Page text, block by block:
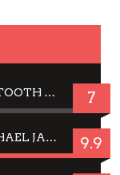
JBL TUNE 720BT: OVER EAR BLUETOOTH KOPFHÖRER UM DIE 50,-€ IM DAUER-TEST 7
WEGEN DES ERFOLGES – MJ: MICHAEL JACKSON MUSICAL IN EINER MATINEE SEHEN 9.9